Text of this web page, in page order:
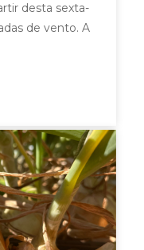
desta sexta-
de vento. A